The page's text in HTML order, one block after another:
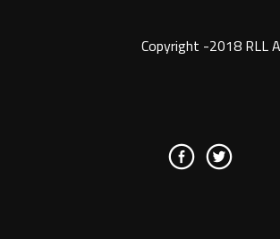
Copyright -2018 RLL